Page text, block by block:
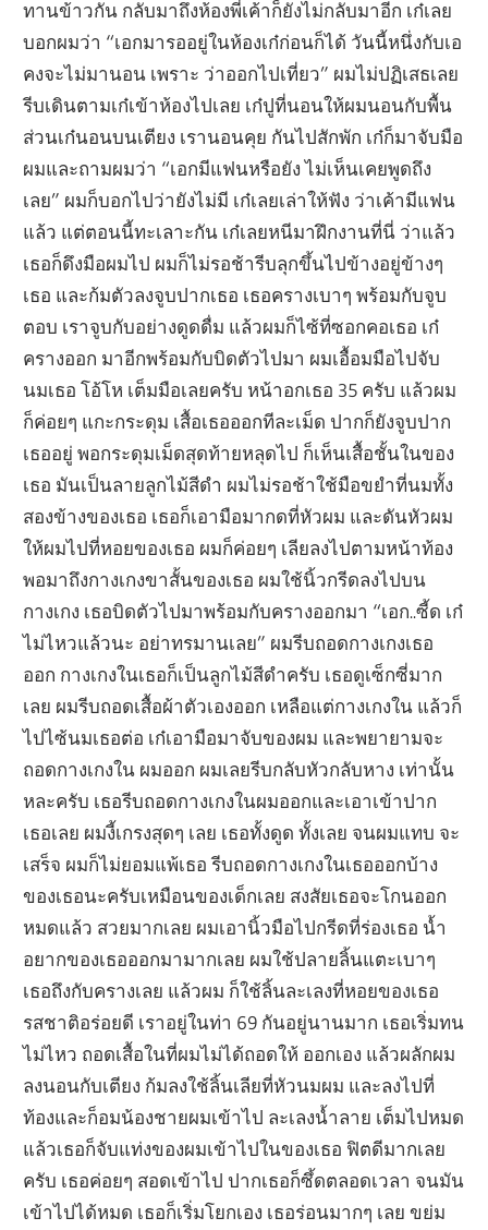
ทานข้าวกัน กลับมาถึงห้องพี่เค้าก็ยังไม่กลับมาอีก เก๋เลย
บอกผมว่า “เอกมารออยู่ในห้องเก๋ก่อนก็ได้ วันนี้หนึ่งกับเอ
คงจะไม่มานอน เพราะ ว่าออกไปเที่ยว” ผมไม่ปฏิเสธเลย
รีบเดินตามเก๋เข้าห้องไปเลย เก๋ปูที่นอนให้ผมนอนกับพื้น
ส่วนเก๋นอนบนเตียง เรานอนคุย กันไปสักพัก เก๋ก็มาจับมือ
ผมและถามผมว่า “เอกมีแฟนหรือยัง ไม่เห็นเคยพูดถึง
เลย” ผมก็บอกไปว่ายังไม่มี เก๋เลยเล่าให้ฟัง ว่าเค้ามีแฟน
แล้ว แต่ตอนนี้ทะเลาะกัน เก๋เลยหนีมาฝึกงานที่นี่ ว่าแล้ว
เธอก็ดึงมือผมไป ผมก็ไม่รอช้ารีบลุกขึ้นไปข้างอยู่ข้างๆ
เธอ และก้มตัวลงจูบปากเธอ เธอครางเบาๆ พร้อมกับจูบ
ตอบ เราจูบกับอย่างดูดดื่ม แล้วผมก็ไซ้ที่ซอกคอเธอ เก๋
ครางออก มาอีกพร้อมกับบิดตัวไปมา ผมเอื้อมมือไปจับ
นมเธอ โอ้โห เต็มมือเลยครับ หน้าอกเธอ 35 ครับ แล้วผม
ก็ค่อยๆ แกะกระดุม เสื้อเธอออกทีละเม็ด ปากก็ยังจูบปาก
เธออยู่ พอกระดุมเม็ดสุดท้ายหลุดไป ก็เห็นเสื้อชั้นในของ
เธอ มันเป็นลายลูกไม้สีดำ ผมไม่รอช้าใช้มือขยำที่นมทั้ง
สองข้างของเธอ เธอก็เอามือมากดที่หัวผม และดันหัวผม
ให้ผมไปที่หอยของเธอ ผมก็ค่อยๆ เลียลงไปตามหน้าท้อง
พอมาถึงกางเกงขาสั้นของเธอ ผมใช้นิ้วกรีดลงไปบน
กางเกง เธอบิดตัวไปมาพร้อมกับครางออกมา “เอก..ซี้ด เก๋
ไม่ไหวแล้วนะ อย่าทรมานเลย” ผมรีบถอดกางเกงเธอ
ออก กางเกงในเธอก็เป็นลูกไม้สีดำครับ เธอดูเซ็กซี่มาก
เลย ผมรีบถอดเสื้อผ้าตัวเองออก เหลือแต่กางเกงใน แล้วก็
ไปไซ้นมเธอต่อ เก๋เอามือมาจับของผม และพยายามจะ
ถอดกางเกงใน ผมออก ผมเลยรีบกลับหัวกลับหาง เท่านั้น
หละครับ เธอรีบถอดกางเกงในผมออกและเอาเข้าปาก
เธอเลย ผมงี้เกรงสุดๆ เลย เธอทั้งดูด ทั้งเลย จนผมแทบ จะ
เสร็จ ผมก็ไม่ยอมแพ้เธอ รีบถอดกางเกงในเธอออกบ้าง
ของเธอนะครับเหมือนของเด็กเลย สงสัยเธอจะโกนออก
หมดแล้ว สวยมากเลย ผมเอานิ้วมือไปกรีดที่ร่องเธอ น้ำ
อยากของเธอออกมามากเลย ผมใช้ปลายลิ้นแตะเบาๆ
เธอถึงกับครางเลย แล้วผม ก็ใช้ลิ้นละเลงที่หอยของเธอ
รสชาติอร่อยดี เราอยู่ในท่า 69 กันอยู่นานมาก เธอเริ่มทน
ไม่ไหว ถอดเสื้อในที่ผมไม่ได้ถอดให้ ออกเอง แล้วผลักผม
ลงนอนกับเตียง ก้มลงใช้ลิ้นเลียที่หัวนมผม และลงไปที่
ท้องและก็อมน้องชายผมเข้าไป ละเลงน้ำลาย เต็มไปหมด
แล้วเธอก็จับแท่งของผมเข้าไปในของเธอ ฟิตดีมากเลย
ครับ เธอค่อยๆ สอดเข้าไป ปากเธอก็ซึ้ดตลอดเวลา จนมัน
เข้าไปได้หมด เธอก็เริ่มโยกเอง เธอร่อนมากๆ เลย ขย่ม